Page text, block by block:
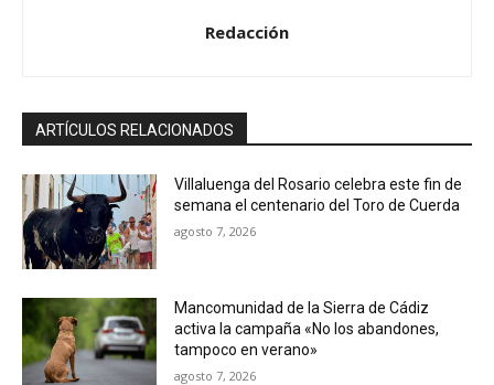
Redacción
ARTÍCULOS RELACIONADOS
Villaluenga del Rosario celebra este fin de
semana el centenario del Toro de Cuerda
agosto 7, 2026
Mancomunidad de la Sierra de Cádiz
activa la campaña «No los abandones,
tampoco en verano»
agosto 7, 2026